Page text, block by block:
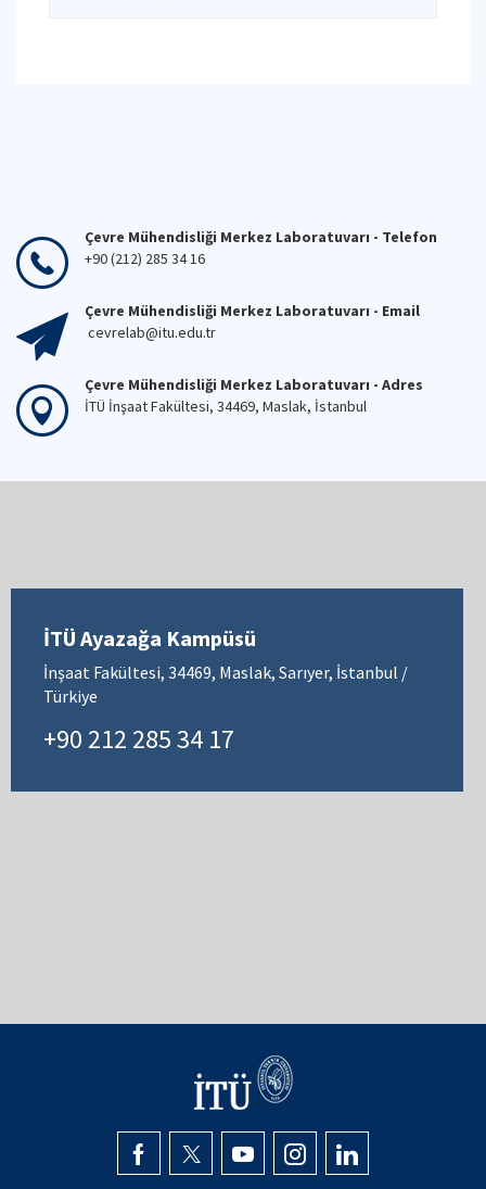
Çevre Mühendisliği Merkez Laboratuvarı - Telefon
+90 (212) 285 34 16
Çevre Mühendisliği Merkez Laboratuvarı - Email
cevrelab@itu.edu.tr
Çevre Mühendisliği Merkez Laboratuvarı - Adres
İTÜ İnşaat Fakültesi, 34469, Maslak, İstanbul
İTÜ Ayazağa Kampüsü
İnşaat Fakültesi, 34469, Maslak, Sarıyer, İstanbul /
Türkiye
+90 212 285 34 17